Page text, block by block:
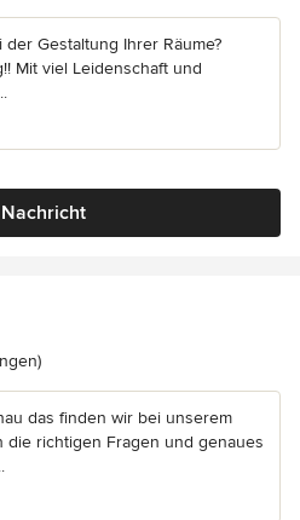
Gestaltung Ihrer Räume?
Mit viel Leidenschaft und
Nachricht
4.9 von 5 Sternen
das finden wir bei unserem
die richtigen Fragen und genaues